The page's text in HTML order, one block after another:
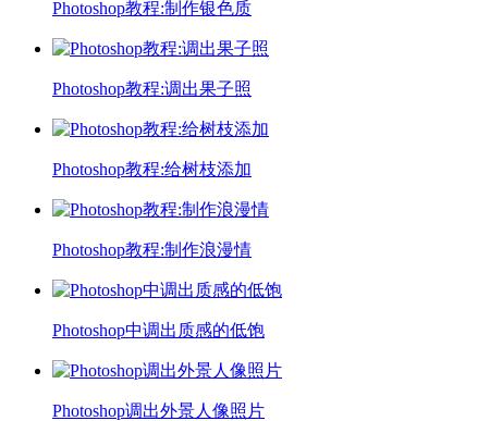
Photoshop教程:制作银色质
Photoshop教程:调出果子照
Photoshop教程:给树枝添加
Photoshop教程:制作浪漫情
Photoshop中调出质感的低饱
Photoshop调出外景人像照片